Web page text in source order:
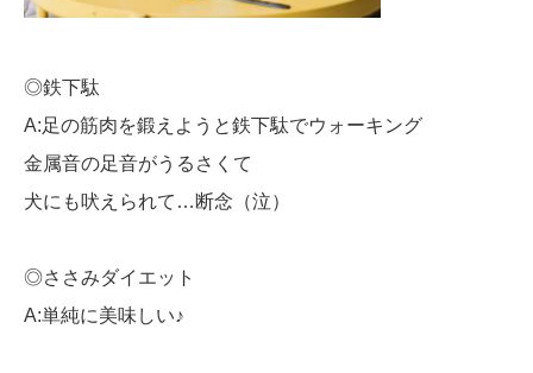
◎鉄下駄
A:足の筋肉を鍛えようと鉄下駄でウォーキング
金属音の足音がうるさくて
犬にも吠えられて…断念（泣）
◎ささみダイエット
A:単純に美味しい♪